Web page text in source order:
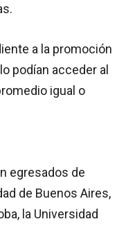
a la promoción
podían acceder al
igual o
egresados de
de Buenos Aires,
la Universidad